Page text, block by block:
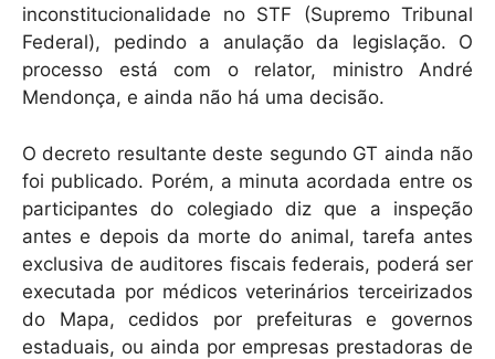
inconstitucionalidade no STF (Supremo Tribunal
Federal), pedindo a anulação da legislação. O
processo está com o relator, ministro André
Mendonça, e ainda não há uma decisão.
O decreto resultante deste segundo GT ainda não
foi publicado. Porém, a minuta acordada entre os
participantes do colegiado diz que a inspeção
antes e depois da morte do animal, tarefa antes
exclusiva de auditores fiscais federais, poderá ser
executada por médicos veterinários terceirizados
do Mapa, cedidos por prefeituras e governos
estaduais, ou ainda por empresas prestadoras de